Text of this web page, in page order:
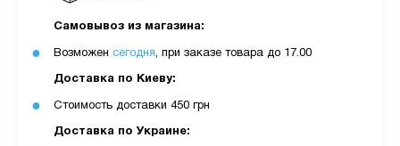
Самовывоз из магазина:
Возможен сегодня, при заказе товара до 17.00
Доставка по Киеву:
Стоимость доставки 450 грн
Доставка по Украине: